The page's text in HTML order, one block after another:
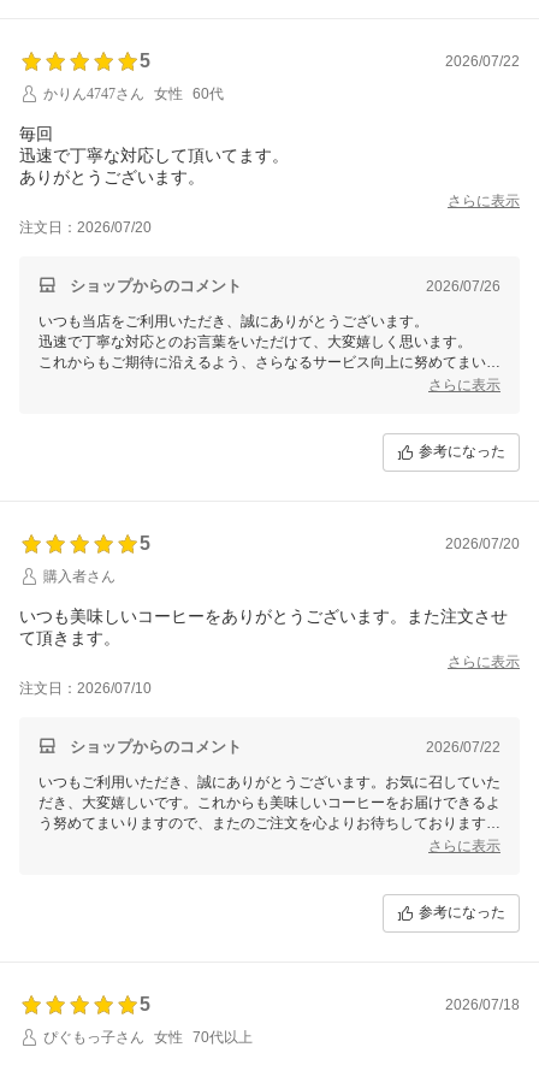
5
2026/07/22
かりん4747さん
女性 60代
毎回
迅速で丁寧な対応して頂いてます。
さらに表示
注文日：2026/07/20
ショップからのコメント 2026/07/26
いつも当店をご利用いただき、誠にありがとうございます。
迅速で丁寧な対応とのお言葉をいただけて、大変嬉しく思います。
これからもご期待に沿えるよう、さらなるサービス向上に努めてまいり
さらに表示
参考になった
5
2026/07/20
購入者さん
いつも美味しいコーヒーをありがとうございます。また注文させ
て頂きます。
さらに表示
注文日：2026/07/10
ショップからのコメント 2026/07/22
いつもご利用いただき、誠にありがとうございます。お気に召していた
だき、大変嬉しいです。これからも美味しいコーヒーをお届けできるよ
う努めてまいりますので、またのご注文を心よりお待ちしております。
さらに表示
参考になった
5
2026/07/18
ぴぐもっ子さん
女性 70代以上